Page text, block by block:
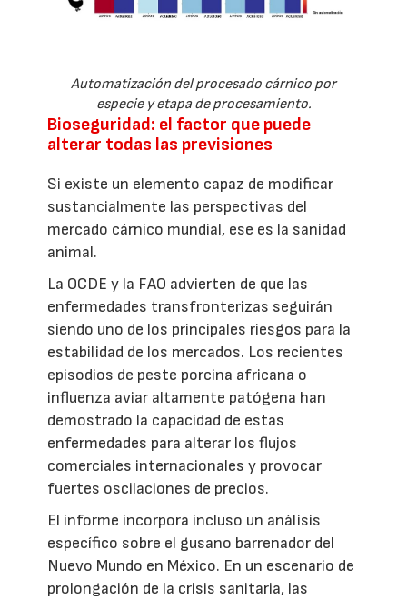
Automatización del procesado cárnico por
especie y etapa de procesamiento.
Bioseguridad: el factor que puede
alterar todas las previsiones
Si existe un elemento capaz de modificar
sustancialmente las perspectivas del
mercado cárnico mundial, ese es la sanidad
animal.
La OCDE y la FAO advierten de que las
enfermedades transfronterizas seguirán
siendo uno de los principales riesgos para la
estabilidad de los mercados. Los recientes
episodios de peste porcina africana o
influenza aviar altamente patógena han
demostrado la capacidad de estas
enfermedades para alterar los flujos
comerciales internacionales y provocar
fuertes oscilaciones de precios.
El informe incorpora incluso un análisis
específico sobre el gusano barrenador del
Nuevo Mundo en México. En un escenario de
prolongación de la crisis sanitaria, las